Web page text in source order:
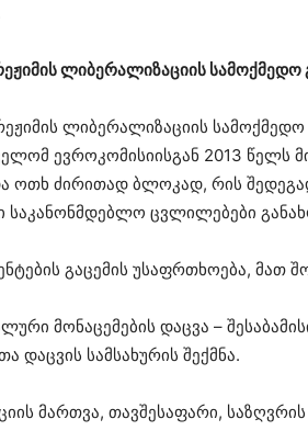
ლიბერალიზაციის
ლიბერალიზაციის სამოქმედო
ევროკომისიისგან 2013
ოთხ ძირითად ბლოკად, რის
საკანონმდებლო ცვლილებები
გაცემის უსაფრთხოება, მათ
მონაცემების დაცვა –
დაცვის სამსახურის შექმნა.
მართვა, თავშესაფარი,